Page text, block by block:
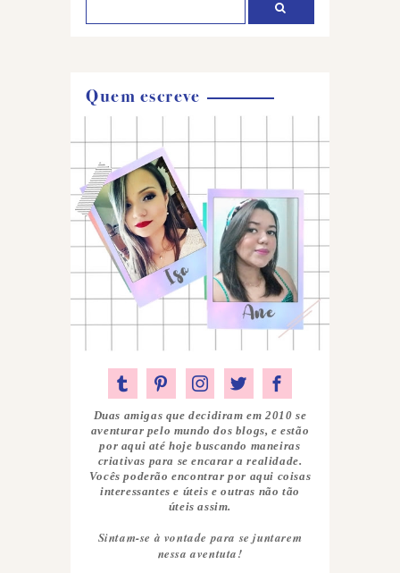
Quem escreve
Duas amigas que decidiram em 2010 se
aventurar pelo mundo dos blogs, e estão
por aqui até hoje buscando maneiras
criativas para se encarar a realidade.
Vocês poderão encontrar por aqui coisas
interessantes e úteis e outras não tão
úteis assim.
Sintam-se à vontade para se juntarem
nessa aventuta!